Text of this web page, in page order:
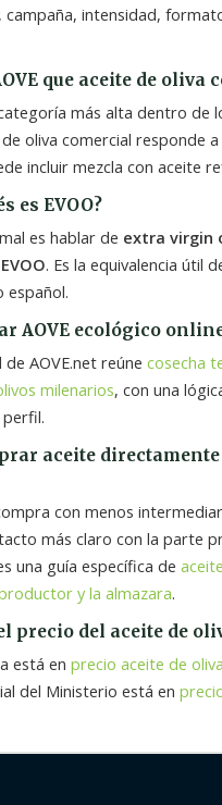
campaña, intensidad,
que aceite de oliva
más alta dentro de
oliva comercial responde
incluir mezcla con aceite
es EVOO?
es hablar de extra virgin
EVOO. Es la equivalencia útil
español.
AOVE ecológico
AOVE.net reúne cosecha
milenarios, con una
aceite
con menos
más claro con la parte
una guía específica de aceite
y la almazara.
precio del aceite de
está en precio aceite de
del Ministerio está en